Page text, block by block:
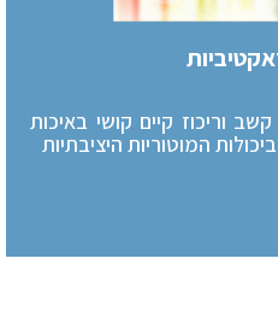
וריכוז קיים קושי באיכות
המוטוריות היציבתיות